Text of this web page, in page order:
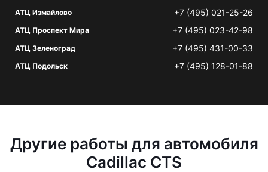
АТЦ Измайлово +7 (495) 021-25-26
АТЦ Проспект Мира +7 (495) 023-42-98
АТЦ Зеленоград +7 (495) 431-00-33
АТЦ Подольск +7 (495) 128-01-88
Другие работы для автомобиля
Cadillac CTS